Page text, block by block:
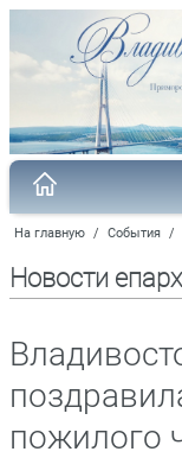
На главную / События /
Новости
пожилого